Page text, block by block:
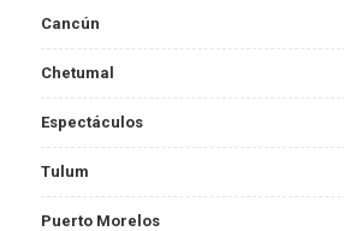
Cancún
Chetumal
Espectáculos
Tulum
Puerto Morelos